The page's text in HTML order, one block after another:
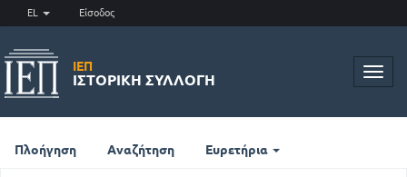
EL Είσοδος
ΙΕΠ
ΙΣΤΟΡΙΚΉ ΣΥΛΛΟΓΉ
Πλοήγηση Αναζήτηση Ευρετήρια